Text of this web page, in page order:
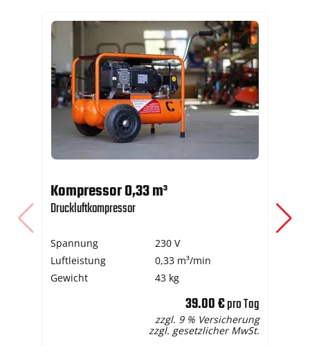
Kompressor 0,33 m³
Druckluftkompressor
Spannung
230 V
Luftleistung
0,33 m³/min
Gewicht
43 kg
39.00 €pro Tag
zzgl. 9 % Versicherung
zzgl. gesetzlicher MwSt.